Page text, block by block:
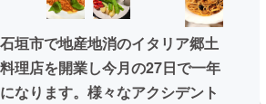
石垣市で地産地消のイタリア郷土
料理店を開業し今月の27日で一年
になります。様々なアクシデント